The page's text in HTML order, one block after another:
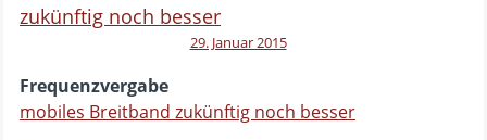
29. Januar 2015
Frequenzvergabe
mobiles Breitband zukünftig noch besser